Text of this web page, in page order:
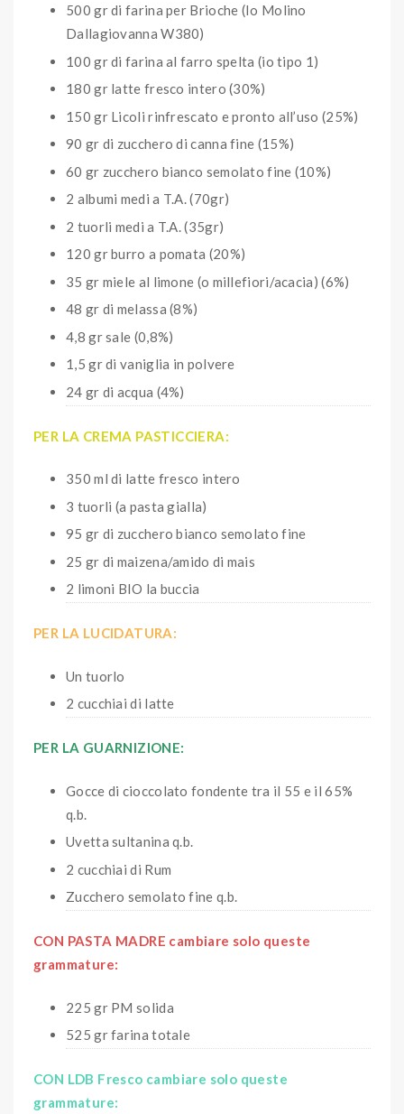
500 gr di farina per Brioche (Io Molino
Dallagiovanna W380)
100 gr di farina al farro spelta (io tipo 1)
180 gr latte fresco intero (30%)
150 gr Licoli rinfrescato e pronto all’uso (25%)
90 gr di zucchero di canna fine (15%)
60 gr zucchero bianco semolato fine (10%)
2 albumi medi a T.A. (70gr)
2 tuorli medi a T.A. (35gr)
120 gr burro a pomata (20%)
35 gr miele al limone (o millefiori/acacia) (6%)
48 gr di melassa (8%)
4,8 gr sale (0,8%)
1,5 gr di vaniglia in polvere
24 gr di acqua (4%)
PER LA CREMA PASTICCIERA:
350 ml di latte fresco intero
3 tuorli (a pasta gialla)
95 gr di zucchero bianco semolato fine
25 gr di maizena/amido di mais
2 limoni BIO la buccia
PER LA LUCIDATURA:
Un tuorlo
2 cucchiai di latte
PER LA GUARNIZIONE:
Gocce di cioccolato fondente tra il 55 e il 65%
q.b.
Uvetta sultanina q.b.
2 cucchiai di Rum
Zucchero semolato fine q.b.
CON PASTA MADRE cambiare solo queste
grammature:
225 gr PM solida
525 gr farina totale
CON LDB Fresco cambiare solo queste
grammature: